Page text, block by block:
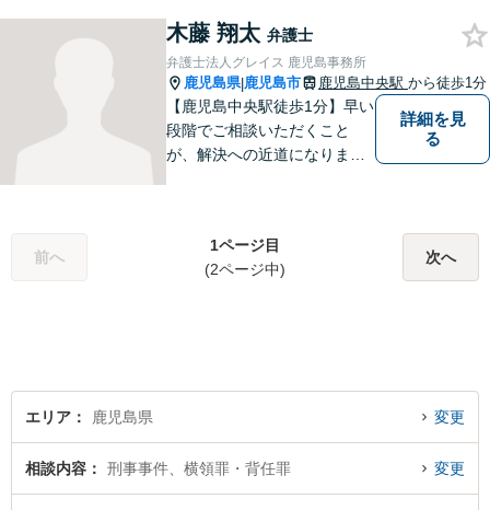
木藤 翔太 弁護士
弁護士法人グレイス 鹿児島事務所
鹿児島県|鹿児島市 鹿児島中央駅 から徒歩1分
【鹿児島中央駅徒歩1分】早い
段階でご相談いただくこと
が、解決への近道になりま
なご相談でも、どうぞお気軽
にお声がけください。【初回
詳細を見
る
前へ
1ページ目
(2ページ中)
次へ
エリア 鹿児島県 変更
相談内容 刑事事件、横領罪・背任罪 変更